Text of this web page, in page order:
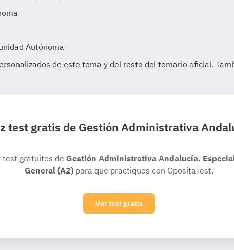
test gratis de Gestión Administrativa
test gratuitos de Gestión Administrativa Andalucía.
General (A2) para que practiques con OpositaTest.
Ver test gratis